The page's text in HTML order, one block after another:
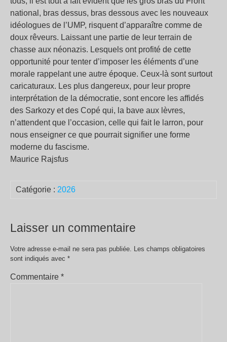
national, bras dessus, bras dessous avec les nouveaux
idéologues de l’UMP, risquent d’apparaître comme de
doux rêveurs. Laissant une partie de leur terrain de
chasse aux néonazis. Lesquels ont profité de cette
opportunité pour tenter d’imposer les éléments d’une
morale rappelant une autre époque. Ceux-là sont surtout
caricaturaux. Les plus dangereux, pour leur propre
interprétation de la démocratie, sont encore les affidés
des Sarkozy et des Copé qui, la bave aux lèvres,
n’attendent que l’occasion, celle qui fait le larron, pour
nous enseigner ce que pourrait signifier une forme
moderne du fascisme.
Maurice Rajsfus
Catégorie : 2026
Laisser un commentaire
Votre adresse e-mail ne sera pas publiée. Les champs obligatoires
sont indiqués avec *
Commentaire *